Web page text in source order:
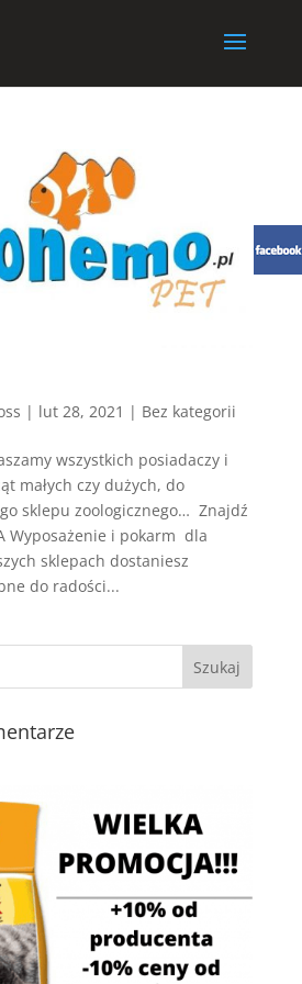
| lut 28, 2021 | Bez kategorii
wszystkich posiadaczy i
małych czy dużych, do
sklepu zoologicznego… Znajdź
Wyposażenie i pokarm dla
sklepach dostaniesz
do radości...